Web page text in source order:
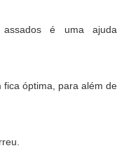
é uma ajuda
óptima, para além de